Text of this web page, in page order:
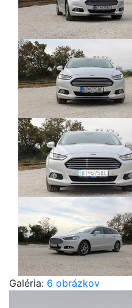
Galéria: 6 obrázkov